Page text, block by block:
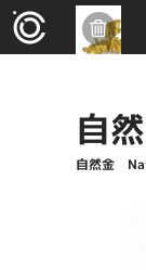
自
自然金